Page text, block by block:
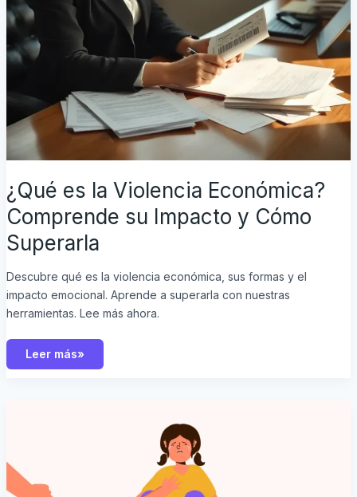
¿Qué es la Violencia Económica?
Comprende su Impacto y Cómo
Superarla
Descubre qué es la violencia económica, sus formas y el
impacto emocional. Aprende a superarla con nuestras
herramientas. Lee más ahora.
Leer más»
Bienestar